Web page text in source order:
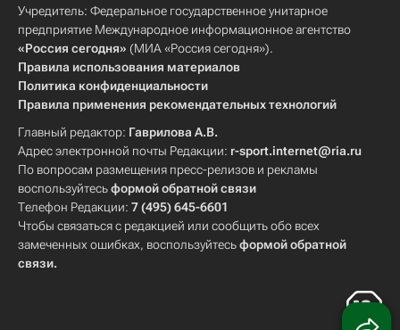
Учредитель: Федеральное государственное унитарное
предприятие Международное информационное агентство
«Россия сегодня» (МИА «Россия сегодня»).
Правила использования материалов
Политика конфиденциальности
Правила применения рекомендательных технологий
Главный редактор: Гаврилова А.В.
Адрес электронной почты Редакции: r-sport.internet@ria.ru
По вопросам размещения пресс-релизов и рекламы
воспользуйтесьформой обратной связи
Телефон Редакции: 7 (495) 645-6601
Чтобы связаться с редакцией или сообщить обо всех
замеченных ошибках, воспользуйтесьформой обратной
связи.